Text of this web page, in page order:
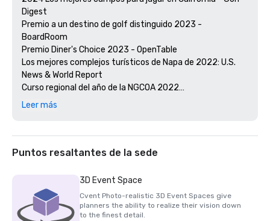
Digest
Premio a un destino de golf distinguido 2023 -
BoardRoom
Premio Diner's Choice 2023 - OpenTable
Los mejores complejos turísticos de Napa de 2022: U.S.
News & World Report
Curso regional del año de la NGCOA 2022
Ganador del premio Travellers' Choice 2021 - Tripadvisor
Mejor hotel/resort de 2020 - Napa Valley Life Magazine
Premio Travellers' Choice 2020 - Tripadvisor
Katie Dellich, profesional del año de la USPTA NorCal 2020
Certificado de excelencia de TripAdvisor 2018 y 2019
Premio Readers' Choice 2018 y 2019 - Condé Nast
Traveler
Leer más
Puntos resaltantes de la sede
3D Event Space
Cvent Photo-realistic 3D Event Spaces give
planners the ability to realize their vision down
to the finest detail.